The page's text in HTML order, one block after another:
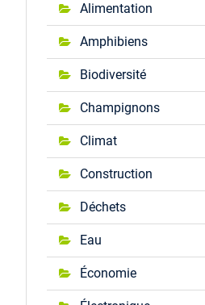
Alimentation
Amphibiens
Biodiversité
Champignons
Climat
Construction
Déchets
Eau
Économie